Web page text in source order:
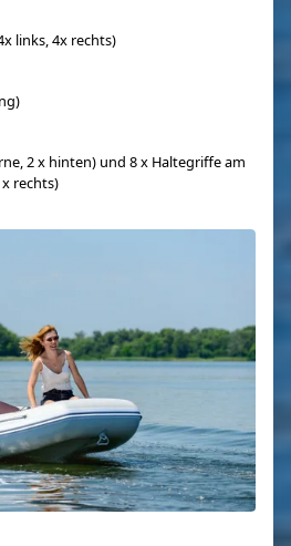
links, 4x rechts)
2 x hinten) und 8 x Haltegriffe am
rechts)